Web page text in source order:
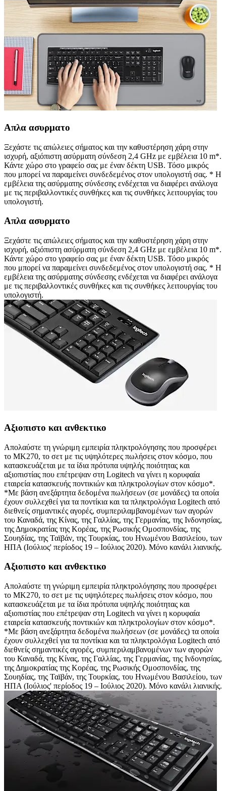
Απλα ασυρματο
Ξεχάστε τις απώλειες σήματος και την καθυστέρηση χάρη στην
ισχυρή, αξιόπιστη ασύρματη σύνδεση 2,4 GHz με εμβέλεια 10 m*.
Κάντε χώρο στο γραφείο σας με έναν δέκτη USB. Τόσο μικρός
που μπορεί να παραμείνει συνδεδεμένος στον υπολογιστή σας. * Η
εμβέλεια της ασύρματης σύνδεσης ενδέχεται να διαφέρει ανάλογα
με τις περιβαλλοντικές συνθήκες και τις συνθήκες λειτουργίας του
υπολογιστή.
Απλα ασυρματο
Ξεχάστε τις απώλειες σήματος και την καθυστέρηση χάρη στην
ισχυρή, αξιόπιστη ασύρματη σύνδεση 2,4 GHz με εμβέλεια 10 m*.
Κάντε χώρο στο γραφείο σας με έναν δέκτη USB. Τόσο μικρός
που μπορεί να παραμείνει συνδεδεμένος στον υπολογιστή σας. * Η
εμβέλεια της ασύρματης σύνδεσης ενδέχεται να διαφέρει ανάλογα
με τις περιβαλλοντικές συνθήκες και τις συνθήκες λειτουργίας του
υπολογιστή.
Αξιοπιστο και ανθεκτικο
Απολαύστε τη γνώριμη εμπειρία πληκτρολόγησης που προσφέρει
το MK270, το σετ με τις υψηλότερες πωλήσεις στον κόσμο, που
κατασκευάζεται με τα ίδια πρότυπα υψηλής ποιότητας και
αξιοπιστίας που επέτρεψαν στη Logitech να γίνει η κορυφαία
εταιρεία κατασκευής ποντικιών και πληκτρολογίων στον κόσμο*.
*Με βάση ανεξάρτητα δεδομένα πωλήσεων (σε μονάδες) τα οποία
έχουν συλλεχθεί για τα ποντίκια και τα πληκτρολόγια Logitech από
διεθνείς σημαντικές αγορές, συμπεριλαμβανομένων των αγορών
του Καναδά, της Κίνας, της Γαλλίας, της Γερμανίας, της Ινδονησίας,
της Δημοκρατίας της Κορέας, της Ρωσικής Ομοσπονδίας, της
Σουηδίας, της Ταϊβάν, της Τουρκίας, του Ηνωμένου Βασιλείου, των
ΗΠΑ (Ιούλιος' περίοδος 19 – Ιούλιος 2020). Μόνο κανάλι λιανικής.
Αξιοπιστο και ανθεκτικο
Απολαύστε τη γνώριμη εμπειρία πληκτρολόγησης που προσφέρει
το MK270, το σετ με τις υψηλότερες πωλήσεις στον κόσμο, που
κατασκευάζεται με τα ίδια πρότυπα υψηλής ποιότητας και
αξιοπιστίας που επέτρεψαν στη Logitech να γίνει η κορυφαία
εταιρεία κατασκευής ποντικιών και πληκτρολογίων στον κόσμο*.
*Με βάση ανεξάρτητα δεδομένα πωλήσεων (σε μονάδες) τα οποία
έχουν συλλεχθεί για τα ποντίκια και τα πληκτρολόγια Logitech από
διεθνείς σημαντικές αγορές, συμπεριλαμβανομένων των αγορών
του Καναδά, της Κίνας, της Γαλλίας, της Γερμανίας, της Ινδονησίας,
της Δημοκρατίας της Κορέας, της Ρωσικής Ομοσπονδίας, της
Σουηδίας, της Ταϊβάν, της Τουρκίας, του Ηνωμένου Βασιλείου, των
ΗΠΑ (Ιούλιος' περίοδος 19 – Ιούλιος 2020). Μόνο κανάλι λιανικής.